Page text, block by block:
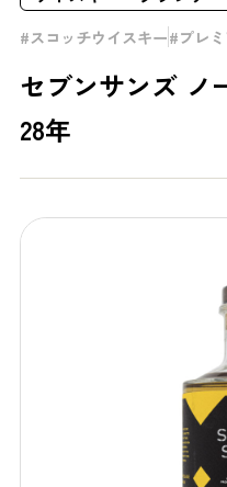
スコッチウイスキー プレ
セブンサンズ ノ
28年